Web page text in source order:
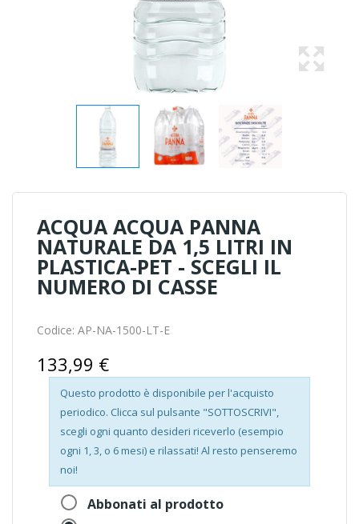
ACQUA ACQUA PANNA
NATURALE DA 1,5 LITRI IN
PLASTICA-PET - SCEGLI IL
NUMERO DI CASSE
Codice: AP-NA-1500-LT-E
133,99 €
Questo prodotto è disponibile per l'acquisto
periodico. Clicca sul pulsante "SOTTOSCRIVI",
scegli ogni quanto desideri riceverlo (esempio
ogni 1, 3, o 6 mesi) e rilassati! Al resto penseremo
noi!
Abbonati al prodotto